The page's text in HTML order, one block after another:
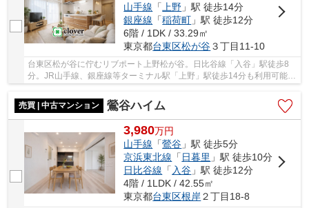
山手線 「 上野 」駅 徒歩14分
銀座線 「稲荷町 」駅 徒歩12分
6階 / 1DK / 33.29㎡
東京都台東区松が谷３丁目11-10
台東区松が谷に佇むリブポート上野松が谷。日比谷線「入谷」駅徒歩8
分。JR山手線、銀座線等ターミナル駅「上野」駅徒歩14分も利用可能。
1992年1月築、鉄骨鉄筋コンクリート造、鉄筋コ...
売買 | 中古マンション
鶯谷ハイム
3,980万円
山手線 「鶯谷 」駅 徒歩5分
京浜東北線 「日暮里 」駅 徒歩10分
日比谷線 「 入谷 」駅 徒歩12分
4階 / 1LDK / 42.55㎡
東京都台東区根岸２丁目18-8